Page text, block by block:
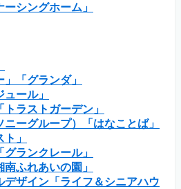
シングホーム」
「グランダ」
ール」
ラストガーデン」
ーグループ）「はなことば」
」
ランクレール」
ふれあいの園」
デザイン「ライフ＆シニアハウ